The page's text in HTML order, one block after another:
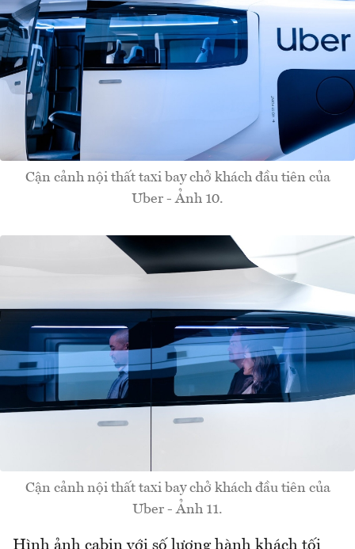
Cận cảnh nội thất taxi bay chở khách đầu tiên của
Uber - Ảnh 10.
Cận cảnh nội thất taxi bay chở khách đầu tiên của
Uber - Ảnh 11.
Hình ảnh cabin với số lượng hành khách tối